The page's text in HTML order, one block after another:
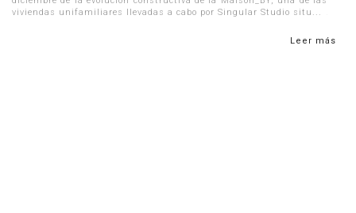
viviendas unifamiliares llevadas a cabo por Singular Studio situ...
Leer más